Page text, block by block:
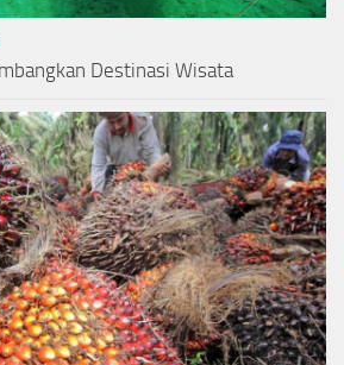
Destinasi Wisata